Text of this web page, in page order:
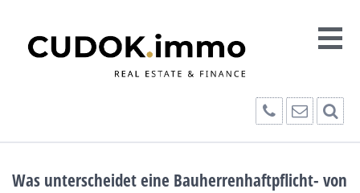
Was unterscheidet eine Bauherrenhaftpflicht- von